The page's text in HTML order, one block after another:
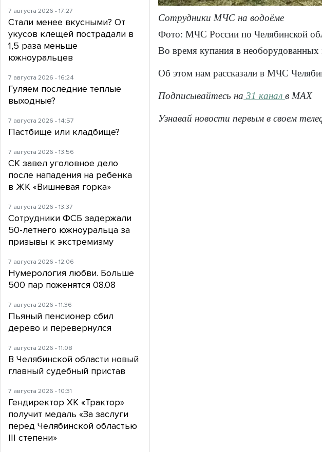
Сотрудники МЧС на водоёме
Фото: МЧС России по Челябинской
Во время купания в
Об этом нам рассказали в МЧС
Подписывайтесь на 31 каналв МАХ
Узнавай новости первым в своем
7 августа 2026 - 17:27
Стали менее вкусными? От
укусов клещей пострадали в
1,5 раза меньше
южноуральцев
7 августа 2026 - 16:24
Гуляем последние теплые
выходные?
7 августа 2026 - 14:57
Пастбище или кладбище?
7 августа 2026 - 13:56
СК завел уголовное дело
после нападения на ребенка
в ЖК «Вишневая горка»
7 августа 2026 - 13:37
Сотрудники ФСБ задержали
50-летнего южноуральца за
призывы к экстремизму
7 августа 2026 - 12:06
Нумерология любви. Больше
500 пар поженятся 08.08
7 августа 2026 - 11:36
Пьяный пенсионер сбил
дерево и перевернулся
7 августа 2026 - 11:08
В Челябинской области новый
главный судебный пристав
7 августа 2026 - 10:31
Гендиректор ХК «Трактор»
получит медаль «За заслуги
перед Челябинской областью
III степени»